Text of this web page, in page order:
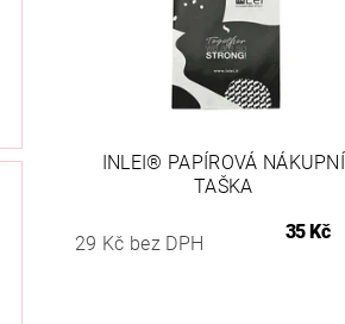
INLEI® PAPÍROVÁ NÁKUPNÍ
TAŠKA
29 Kč bez DPH
35 Kč